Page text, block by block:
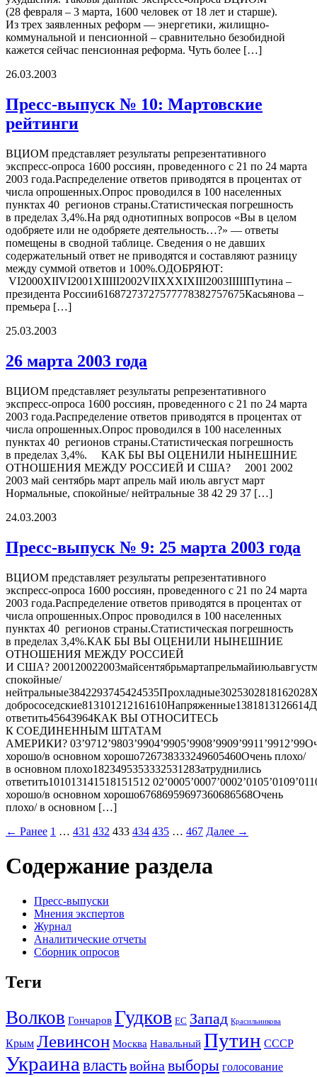
(28 февраля – 3 марта, 1600 человек от 18 лет и старше).
Из трех заявленных реформ — энергетики, жилищно-
коммунальной и пенсионной – сравнительно безобидной
кажется сейчас пенсионная реформа. Чуть более […]
26.03.2003
Пресс-выпуск № 10: Мартовские
рейтинги
ВЦИОМ представляет результаты репрезентативного
экспресс-опроса 1600 россиян, проведенного с 21 по 24 марта
2003 года.Распределение ответов приводятся в процентах от
числа опрошенных.Опрос проводился в 100 населенных
пунктах 40 регионов страны.Статистическая погрешность
в пределах 3,4%.На ряд однотипных вопросов «Вы в целом
одобряете или не одобряете деятельность…?» — ответы
помещены в сводной таблице. Сведения о не давших
содержательный ответ не приводятся и составляют разницу
между суммой ответов и 100%.ОДОБРЯЮТ:
VI2000XIIVI2001XIIIII2002VIIXXXIXIII2003IIIIIПутина –
президента России61687273727577778382757675Касьянова –
премьера […]
25.03.2003
26 марта 2003 года
ВЦИОМ представляет результаты репрезентативного
экспресс-опроса 1600 россиян, проведенного с 21 по 24 марта
2003 года.Распределение ответов приводятся в процентах от
числа опрошенных.Опрос проводился в 100 населенных
пунктах 40 регионов страны.Статистическая погрешность
в пределах 3,4%. КАК БЫ ВЫ ОЦЕНИЛИ НЫНЕШНИЕ
ОТНОШЕНИЯ МЕЖДУ РОССИЕЙ И США? 2001 2002
2003 май сентябрь март апрель май июль август март
Нормальные, спокойные/ нейтральные 38 42 29 37 […]
24.03.2003
Пресс-выпуск № 9: 25 марта 2003 года
ВЦИОМ представляет результаты репрезентативного
экспресс-опроса 1600 россиян, проведенного с 21 по 24 марта
2003 года.Распределение ответов приводятся в процентах от
числа опрошенных.Опрос проводился в 100 населенных
пунктах 40 регионов страны.Статистическая погрешность
в пределах 3,4%.КАК БЫ ВЫ ОЦЕНИЛИ НЫНЕШНИЕ
ОТНОШЕНИЯ МЕЖДУ РОССИЕЙ
И США?
спокойные/
ответить45643964КАК ВЫ ОТНОСИТЕСЬ
К СОЕДИНЕННЫМ ШТАТАМ
АМЕРИКИ?
хорошо/в основном хорошо726738333249605460Очень плохо/
в основном плохо182349535333253128Затруднились
ответить101013141518151512
хорошо/в основном хорошо67686959697360686568Очень
плохо/ в основном […]
← Ранее 1 … 431 432 433 434 435 … 467 Далее →
Содержание раздела
Пресс-выпуски
Мнения экспертов
Журнал
Аналитические отчеты
Сборник опросов
Теги
Волков Гончаров Гудков ЕС Запад Красильникова
Крым Левинсон Москва Навальный Путин СССР
Украина властьвойна выборы голосование